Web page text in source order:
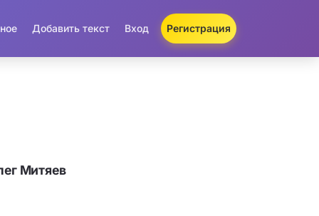
Добавить текст Вход Регистрация
Митяев